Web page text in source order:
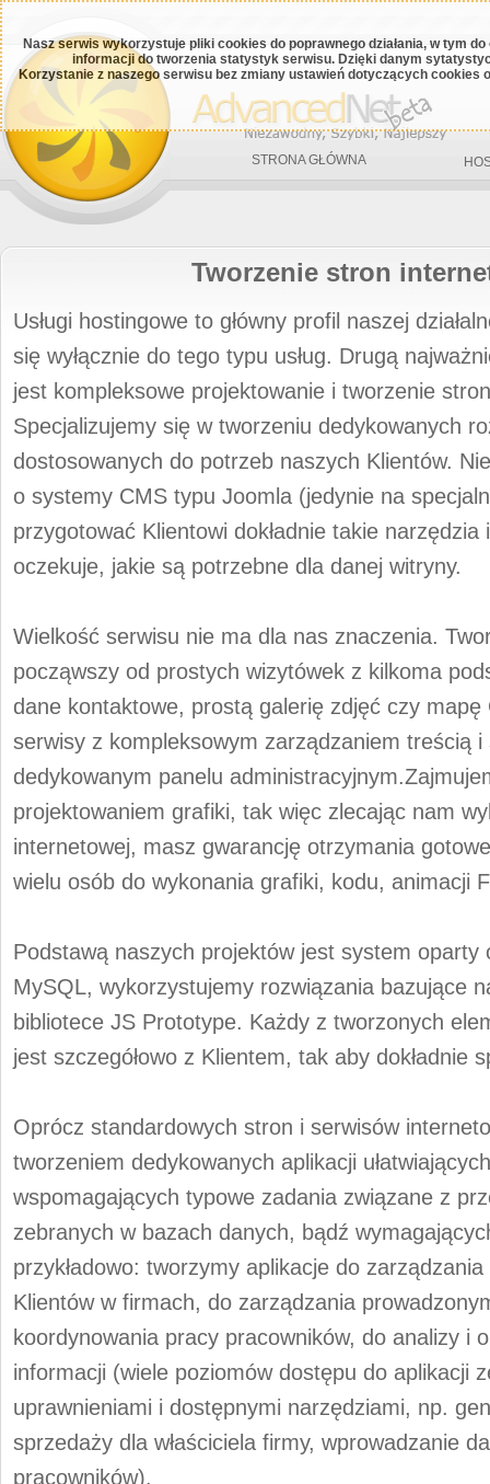
Nasz serwis wykorzystuje pliki cookies do poprawnego działania, w tym
informacji do tworzenia statystyk serwisu. Dzięki danym
Korzystanie z naszego serwisu bez zmiany ustawień dotyczących cookies
STRONA GŁÓWNA
Tworzenie stron
Usługi hostingowe to główny profil naszej
się wyłącznie do tego typu usług. Drugą
jest kompleksowe projektowanie i tworzenie
Specjalizujemy się w tworzeniu dedykowanych
dostosowanych do potrzeb naszych Klientów.
o systemy CMS typu Joomla (jedynie na
przygotować Klientowi dokładnie takie
oczekuje, jakie są potrzebne dla danej witryny.
Wielkość serwisu nie ma dla nas znaczenia.
począwszy od prostych wizytówek z kilkoma
dane kontaktowe, prostą galerię zdjęć czy
serwisy z kompleksowym zarządzaniem treścią
dedykowanym panelu
projektowaniem grafiki, tak więc zlecając nam
internetowej, masz gwarancję otrzymania
wielu osób do wykonania grafiki, kodu, animacji
Podstawą naszych projektów jest system oparty
MySQL, wykorzystujemy rozwiązania bazujące
bibliotece JS Prototype. Każdy z tworzonych
jest szczegółowo z Klientem, tak aby dokładnie
Oprócz standardowych stron i serwisów
tworzeniem dedykowanych aplikacji
wspomagających typowe zadania związane z
zebranych w bazach danych, bądź
przykładowo: tworzymy aplikacje do
Klientów w firmach, do zarządzania
koordynowania pracy pracowników, do analizy i
informacji (wiele poziomów dostępu do aplikacji
uprawnieniami i dostępnymi narzędziami, np.
sprzedaży dla właściciela firmy, wprowadzanie
pracowników).